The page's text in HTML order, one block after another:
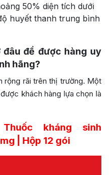
50% diện tích dưới
huyết thanh trung bình
đâu để được hàng uy
hãng?
rộng rãi trên thị trường. Một
khách hàng lựa chọn là
Thuốc kháng sinh
| Hộp 12 gói